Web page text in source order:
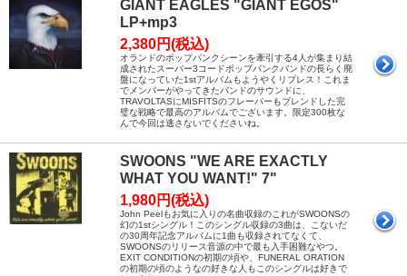
GIANT EAGLES "GIANT EGOS"
LP+mp3
2,380円(税込)
オランドのポップパンクシーンを牽引する4人が集まり結
成されたスーパー3コードポップパンクバンドの長らく廃
盤になっていた1stアルバムもようやくリプレス！これま
でメンバーがやってきたバンドのサウンドに、
TRAVOLTASにMISFITSのフレーバーもブレンドした完
璧な戦略で最高のアルバムでございます。限定300枚な
んで今回は逃さないでくださいね。
SWOONS "WE ARE EXACTLY
WHAT YOU WANT!" 7"
1,980円(税込)
John Peelもお気に入りの名曲収録のこれがSWOONSの
幻の1stシングル！このシングル収録の3曲は、こないだ
の30周年記念アルバムに1曲も収録されてなくて、
SWOONSのリリース音源の中で最も入手困難なやつ。
EXIT CONDITIONの初期の頃や、FUNERAL ORATION
の初期の頃のようなの好きな人もこのシングルは好きで